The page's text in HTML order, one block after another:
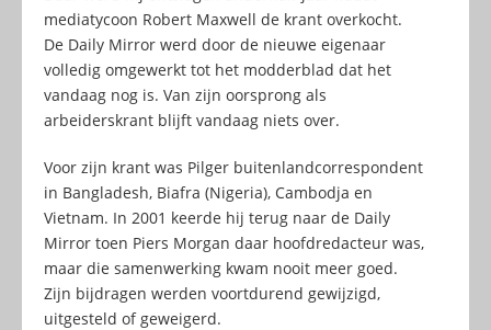
mediatycoon Robert Maxwell de krant overkocht.
De Daily Mirror werd door de nieuwe eigenaar
volledig omgewerkt tot het modderblad dat het
vandaag nog is. Van zijn oorsprong als
arbeiderskrant blijft vandaag niets over.
Voor zijn krant was Pilger buitenlandcorrespondent
in Bangladesh, Biafra (Nigeria), Cambodja en
Vietnam. In 2001 keerde hij terug naar de Daily
Mirror toen Piers Morgan daar hoofdredacteur was,
maar die samenwerking kwam nooit meer goed.
Zijn bijdragen werden voortdurend gewijzigd,
uitgesteld of geweigerd.